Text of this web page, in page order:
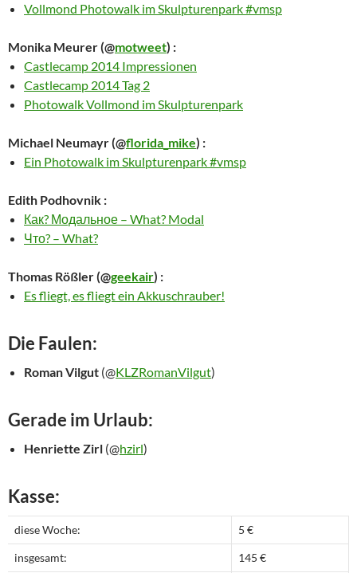
Vollmond Photowalk im Skulpturenpark #vmsp
Monika Meurer(@motweet) :
Castlecamp 2014 Impressionen
Castlecamp 2014 Tag 2
Photowalk Vollmond im Skulpturenpark
Michael Neumayr(@florida_mike) :
Ein Photowalk im Skulpturenpark #vmsp
Edith Podhovnik :
Как? Модальное – What? Modal
Что? – What?
Thomas Rößler(@geekair) :
Es fliegt, es fliegt ein Akkuschrauber!
Die Faulen:
Roman Vilgut (@KLZRomanVilgut)
Gerade im Urlaub:
Henriette Zirl (@hzirl)
Kasse:
diese Woche: 5 €
insgesamt: 145 €